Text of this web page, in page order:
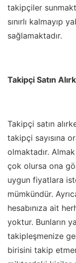
takipçiler
sınırlı kalmayıp
sağlamaktadır.
Takipçi Satın
Takipçi satın
takipçi sayısına
olmaktadır.
çok olursa ona
uygun fiyatlara
mümkündür.
hesabınıza ait
yoktur. Bunların
takipleşmenize
birisini takip